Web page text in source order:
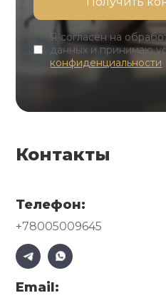
Я согласен на
данных и принимаю
конфиденциальности
Контакты
Телефон:
+78005009645
Email: